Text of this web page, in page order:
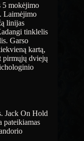
5 mokėjimo
Laimėjimo
linijas
tinklelis
Garso
kartą,
pirmųjų dviejų
Jack On Hold
pateikiamas